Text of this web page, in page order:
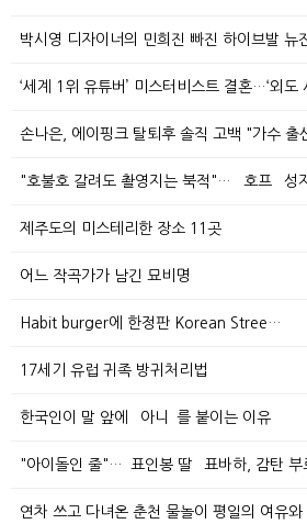
박시영 디자이너의 민희진 빠진 하이브발 뉴
‘세계 1위 유튜버’ 미스터비스트 결혼…‘외
손나은, 에이핑크 탈퇴후 솔직 고백 "가수 출
"호불호 갈려도 촬영지는 북적"… `호프` 성
제주도의 미스테리한 장소 11곳
어느 작곡가가 남긴 묘비명
Habit burger에 한정판 Korean Stree…
17세기 유럽 귀족 방귀처리법
한국인이 말 앞에 `아니`를 붙이는 이유
"아이돌인 줄"…`표인봉 딸` 표바하, 감탄 부
연차 쓰고 다녀온 춘천 물놀이 평일의 여유